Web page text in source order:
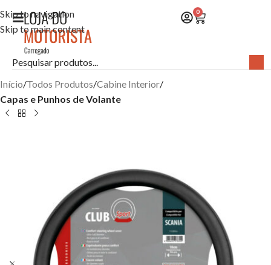
Skip to navigation
Skip to main content
0
Início Todos Produtos Cabine Interior
Capas e Punhos de Volante